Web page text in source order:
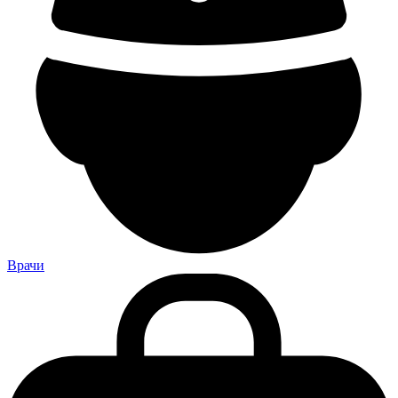
Грамотная, отзывчивая, переживает за больного как за своего.
Хожу к ней 2011 года и ни разу не пожалела. Приятная,
улыбчивая Юсупова Аминат. С уважением Муратбекова Г.М.
Очень понравилась врач Абдусаламова Зарема Касумовна.
Очень любит свою профессию. Дружелюбное отношение к
больным. У неё кроме УЗИ аппарата есть ещё свои умные,
красивые глаза и голова, которые видят и без УЗИ аппарата.
Очень нравятся такие врачи, которые докапываются до
причины заболевания. Спасибо таким врачам! С уважением
Бейбалаева М.М.
Пришла в первый раз к ЛОР врачу Алиевой Джамиле
Сайпуллаховне. По её разговору меня сразу потянуло к ней.
Очень внимательно выслушала и сразу начала лечение. Очень
отзывчивая врач. Медсестра тоже очень аккуратно выполняет
все процедуры. Мне очень понравилось. Буду рекомендовать
всем близким, родным, друзьям. Спасибо им. С уважением
У вас очень хороший гинеколог Гатина Гузель Амировна. Она
очень хороший, добрый человек, разговаривает вежливо и так
Выражаю искреннюю благодарность сосудистому хирургу
Врачи